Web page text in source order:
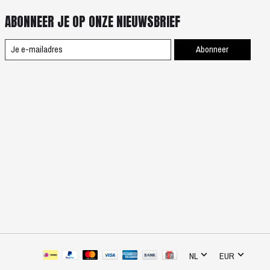
ABONNEER JE OP ONZE NIEUWSBRIEF
Abonneer
NL EUR